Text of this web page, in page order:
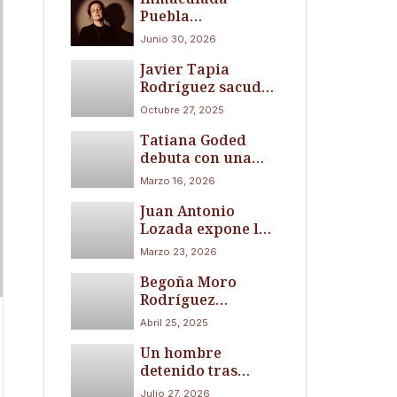
tras un fuerte
terremoto de
Puebla
Revolutionizes
Development in
Her
Groundbreaking
‘Returning to the
Original
Frequency’
Junio 30, 2026
Javier Tapia
Rodríguez sacude
la comedia con su
murió Chespirito
(¡Qué bonita
vecindad!)
Octubre 27, 2025
Tatiana Goded
debuta con una
novela sobre el
reinventarse
Marzo 16, 2026
Juan Antonio
Lozada expone las
grietas del sistema
obra impactante y
necesaria
Marzo 23, 2026
Begoña Moro
Rodríguez
emociona en Sant
“Al borde del
suicidio. Un libro
para quienes han
Abril 25, 2025
Un hombre
detenido tras
apuñalar a tres
Julio 27, 2026